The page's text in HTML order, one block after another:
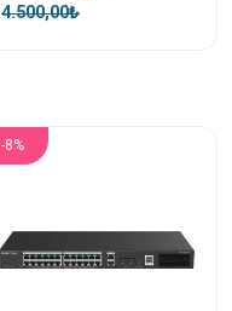
4.500,00₺
-8%